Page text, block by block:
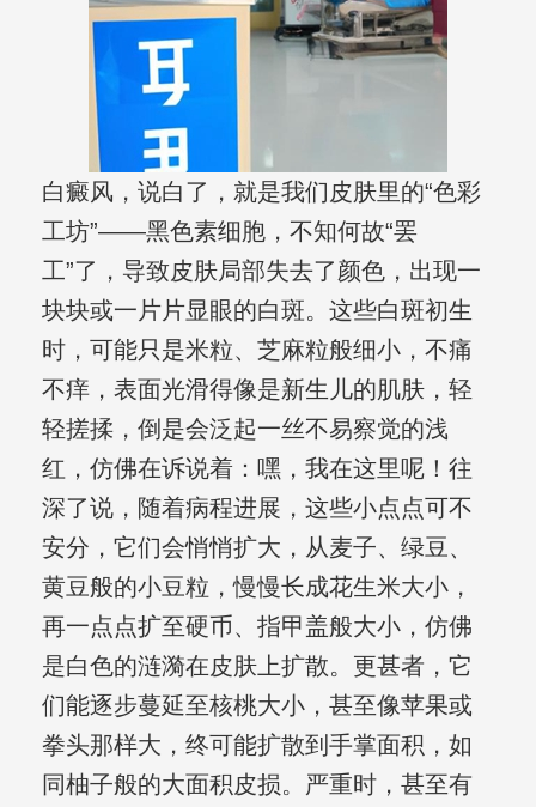
白癜风，说白了，就是我们皮肤里的“色彩
工坊”——黑色素细胞，不知何故“罢
工”了，导致皮肤局部失去了颜色，出现一
块块或一片片显眼的白斑。这些白斑初生
时，可能只是米粒、芝麻粒般细小，不痛
不痒，表面光滑得像是新生儿的肌肤，轻
轻搓揉，倒是会泛起一丝不易察觉的浅
红，仿佛在诉说着：嘿，我在这里呢！往
深了说，随着病程进展，这些小点点可不
安分，它们会悄悄扩大，从麦子、绿豆、
黄豆般的小豆粒，慢慢长成花生米大小，
再一点点扩至硬币、指甲盖般大小，仿佛
是白色的涟漪在皮肤上扩散。更甚者，它
们能逐步蔓延至核桃大小，甚至像苹果或
拳头那样大，终可能扩散到手掌面积，如
同柚子般的大面积皮损。严重时，甚至有